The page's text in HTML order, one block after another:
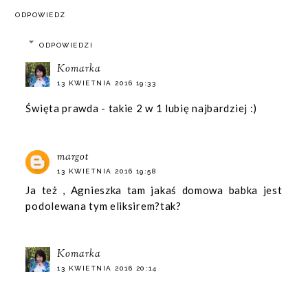
ODPOWIEDZ
ODPOWIEDZI
Komarka
13 KWIETNIA 2016 19:33
Święta prawda - takie 2 w 1 lubię najbardziej :)
margot
13 KWIETNIA 2016 19:58
Ja też , Agnieszka tam jakaś domowa babka jest
podolewana tym eliksirem?tak?
Komarka
13 KWIETNIA 2016 20:14